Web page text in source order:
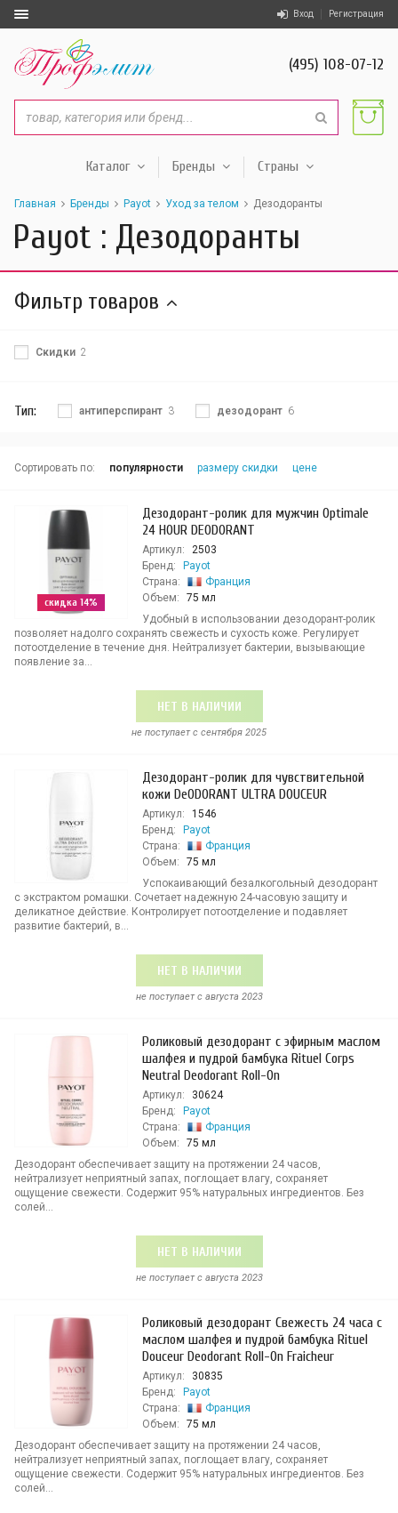
Вход Регистрация
(495) 108-07-12
Каталог Бренды Страны
Главная Бренды Payot Уход за телом Дезодоранты
Payot : Дезодоранты
Фильтр товаров
Скидки 2
Тип: антиперспирант 3 дезодорант 6
Сортировать по: популярности размеру скидки цене
скидка 14%
Дезодорант-ролик для мужчин Optimale
24 HOUR DEODORANT
Артикул:
2503
Бренд:
Payot
Страна:
Франция
Объем:
75 мл
Удобный в использовании дезодорант-ролик
позволяет надолго сохранять свежесть и сухость коже. Регулирует
потоотделение в течение дня. Нейтрализует бактерии, вызывающие
появление за...
НЕТ В НАЛИЧИИ
не поступает c сентября 2025
Дезодорант-ролик для чувствительной
кожи DеODORANT ULTRA DOUCEUR
Артикул:
1546
Бренд:
Payot
Страна:
Франция
Объем:
75 мл
Успокаивающий безалкогольный дезодорант
с экстрактом ромашки. Сочетает надежную 24-часовую защиту и
деликатное действие. Контролирует потоотделение и подавляет
развитие бактерий, в...
НЕТ В НАЛИЧИИ
не поступает c августа 2023
Роликовый дезодорант с эфирным маслом
шалфея и пудрой бамбука Rituel Corps
Neutral Deodorant Roll-On
Артикул:
30624
Бренд:
Payot
Страна:
Франция
Объем:
75 мл
Дезодорант обеспечивает защиту на протяжении 24 часов,
нейтрализует неприятный запах, поглощает влагу, сохраняет
ощущение свежести. Содержит 95% натуральных ингредиентов. Без
солей...
НЕТ В НАЛИЧИИ
не поступает c августа 2023
Роликовый дезодорант Свежесть 24 часа с
маслом шалфея и пудрой бамбука Rituel
Douceur Deodorant Roll-On Fraicheur
Артикул:
30835
Бренд:
Payot
Страна:
Франция
Объем:
75 мл
Дезодорант обеспечивает защиту на протяжении 24 часов,
нейтрализует неприятный запах, поглощает влагу, сохраняет
ощущение свежести. Содержит 95% натуральных ингредиентов. Без
солей...